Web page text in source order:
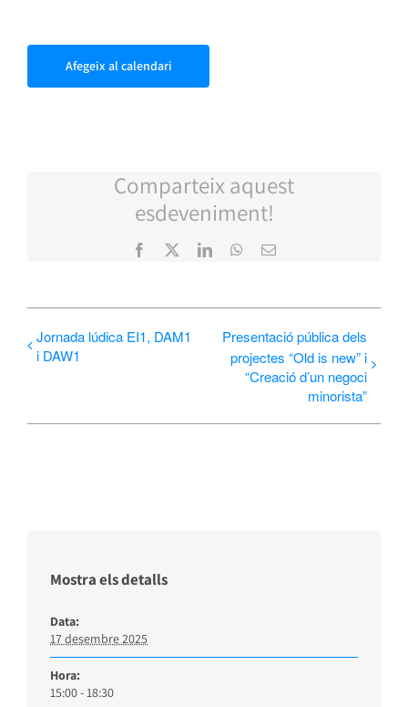
Afegeix al calendari
Comparteix aquest
esdeveniment!
Facebook LinkedInWhatsApp
Email:
Jornada lúdica EI1, DAM1
i DAW1
Presentació pública dels
projectes “Old is new” i
“Creació d’un negoci
minorista”
Mostra els detalls
Data:
17 desembre 2025
Hora:
15:00 - 18:30